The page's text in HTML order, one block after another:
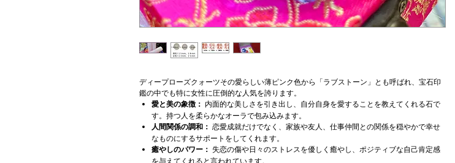
ディープローズクォーツその愛らしい薄ピンク色から「ラブストーン」とも呼ばれ、宝石印
鑑の中でも特に女性に圧倒的な人気を誇ります。
愛と美の象徴： 内面的な美しさを引き出し、自分自身を愛することを教えてくれる石で
す。持つ人を柔らかなオーラで包み込みます。
人間関係の調和： 恋愛成就だけでなく、家族や友人、仕事仲間との関係を穏やかで幸せ
なものにするサポートをしてくれます。
癒やしのパワー： 失恋の傷や日々のストレスを優しく癒やし、ポジティブな自己肯定感
を与えてくれると言われています。